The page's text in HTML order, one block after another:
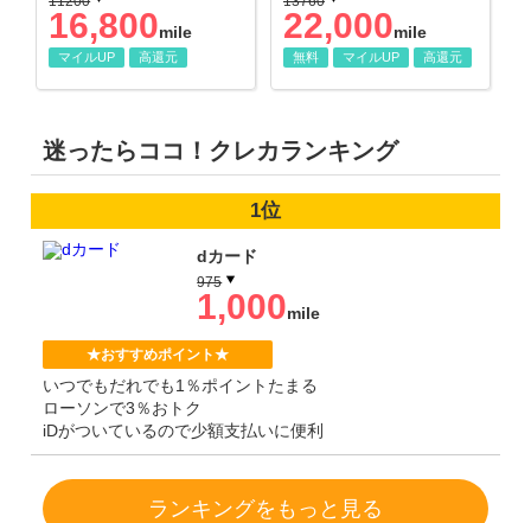
16,800mile
マイルUP 高還元
22,000mile
無料 マイルUP 高還元
迷ったらココ！クレカランキング
1位
dカード
975
1,000mile
★おすすめポイント★
いつでもだれでも1％ポイントたまる
ローソンで3％おトク
iDがついているので少額支払いに便利
ランキングをもっと見る